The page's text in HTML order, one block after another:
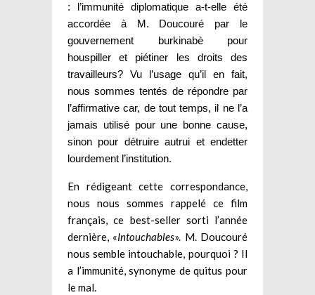
: l’immunité diplomatique a-t-elle été
accordée à M. Doucouré par le
gouvernement burkinabè pour
houspiller et piétiner les droits des
travailleurs? Vu l’usage qu’il en fait,
nous sommes tentés de répondre par
l’affirmative car, de tout temps, il ne l’a
jamais utilisé pour une bonne cause,
sinon pour détruire autrui et endetter
lourdement l’institution.
En rédigeant cette correspondance,
nous nous sommes rappelé ce film
français, ce best-seller sorti l’année
dernière, «Intouchables». M. Doucouré
nous semble intouchable, pourquoi ? Il
a l’immunité, synonyme de quitus pour
le mal.